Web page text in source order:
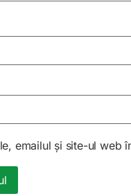
emailul și site-ul web